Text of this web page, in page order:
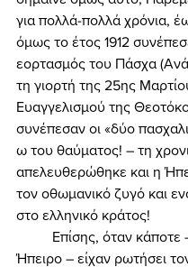
για πολλά-πολλά χρόνια,
όμως το έτος 1912
εορτασμός του Πάσχα
τη γιορτή της 25ης
Ευαγγελισμού της
συνέπεσαν οι «δύο
ω του θαύματος! – τη
απελευθερώθηκε και η
τον οθωμανικό ζυγό και
στο ελληνικό κράτος!
Ήπειρο – είχαν ρωτήσει